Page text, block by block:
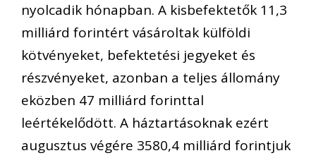
nyolcadik hónapban. A kisbefektetők 11,3
milliárd forintért vásároltak külföldi
kötvényeket, befektetési jegyeket és
részvényeket, azonban a teljes állomány
eközben 47 milliárd forinttal
leértékelődött. A háztartásoknak ezért
augusztus végére 3580,4 milliárd forintjuk